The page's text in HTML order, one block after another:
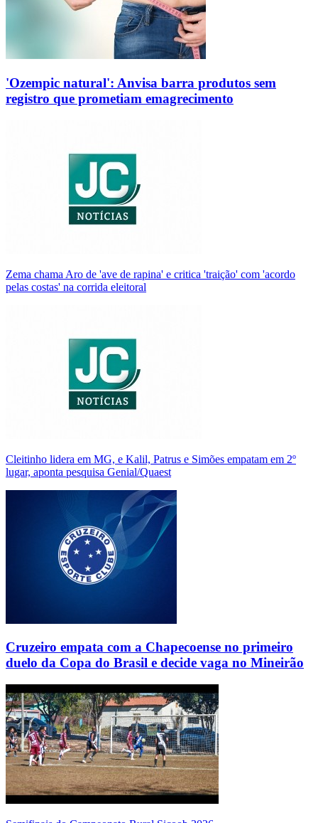
'Ozempic natural': Anvisa barra produtos sem
registro que prometiam emagrecimento
Zema chama Aro de 'ave de rapina' e critica 'traição' com 'acordo
pelas costas' na corrida eleitoral
Cleitinho lidera em MG, e Kalil, Patrus e Simões empatam em 2º
lugar, aponta pesquisa Genial/Quaest
Cruzeiro empata com a Chapecoense no primeiro
duelo da Copa do Brasil e decide vaga no Mineirão